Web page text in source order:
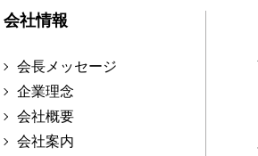
会社情報
会長メッセージ
企業理念
会社概要
会社案内